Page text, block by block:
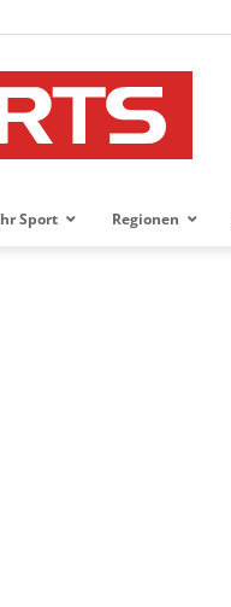
Sport Regionen